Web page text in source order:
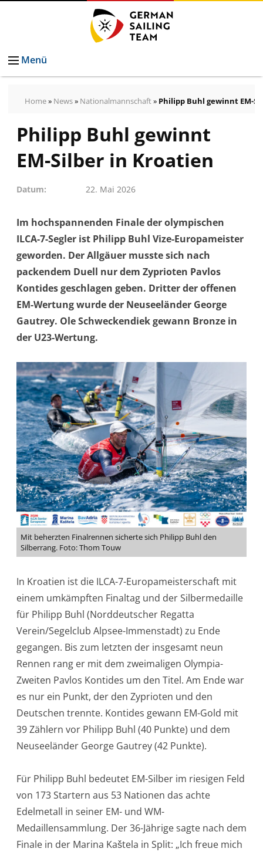
Menü
Home» News» Nationalmannschaft» Philipp Buhl gewinnt EM-
Pressemeldungen
Bilder
Pressekontakt
vom
Sailing
Team
Philipp Buhl gewinnt
EM-Silber in Kroatien
Datum 22. Mai 2026
Im hochspannenden Finale der olympischen
ILCA-7-Segler ist Philipp Buhl Vize-Europameister
geworden. Der Allgäuer musste sich nach
packendem Duell nur dem Zyprioten Pavlos
Kontides geschlagen geben. Dritter der offenen
EM-Wertung wurde der Neuseeländer George
Gautrey. Ole Schweckendiek gewann Bronze in
der U23-Wertung.
Mit beherzten Finalrennen sicherte sich Philipp Buhl den
Silberrang. Foto: Thom Touw
In Kroatien ist die ILCA-7-Europameisterschaft mit
einem umkämpften Finaltag und der Silbermedaille
für Philipp Buhl (Norddeutscher Regatta
Verein/Segelclub Alpsee-Immenstadt) zu Ende
gegangen. Bis zum letzten der insgesamt neun
Rennen rang er mit dem zweimaligen Olympia-
Zweiten Pavlos Kontides um den Titel. Am Ende war
es nur ein Punkt, der den Zyprioten und den
Deutschen trennte. Kontides gewann EM-Gold mit
39 Zählern vor Philipp Buhl (40 Punkte) und dem
Neuseeländer George Gautrey (42 Punkte).
Für Philipp Buhl bedeutet EM-Silber im riesigen Feld
von 173 Startern aus 53 Nationen das achte
Edelmetall in seiner EM- und WM-
Medaillensammlung. Der 36-Jährige sagte nach dem
Finale in der Marina Kaštela in Split: „Ich freue mich